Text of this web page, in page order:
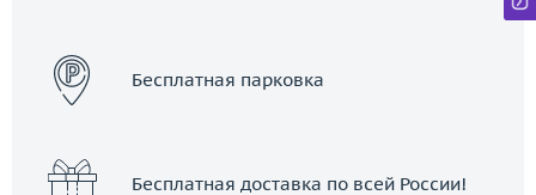
Бесплатная парковка
Бесплатная доставка по всей России!